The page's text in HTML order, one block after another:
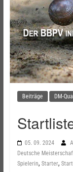
Beiträge DM-
05. 09. 2024
Deutsche
Spielerin, Starter,